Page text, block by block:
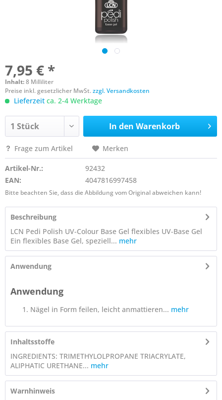
7,95 € *
Inhalt:8 Milliliter
Preise inkl. gesetzlicher MwSt.zzgl. Versandkosten
Lieferzeit ca. 2-4 Werktage
In den Warenkorb
Frage zum Artikel Merken
Artikel-Nr.:
92432
EAN:
4047816997458
Bitte beachten Sie, dass die Abbildung vom Original abweichen kann!
Beschreibung
LCN Pedi Polish UV-Colour Base Gel flexibles UV-Base Gel
Ein flexibles Base Gel, speziell... mehr
Anwendung
Anwendung
Nägel in Form feilen, leicht anmattieren... mehr
Inhaltsstoffe
INGREDIENTS: TRIMETHYLOLPROPANE TRIACRYLATE,
ALIPHATIC URETHANE... mehr
Warnhinweis